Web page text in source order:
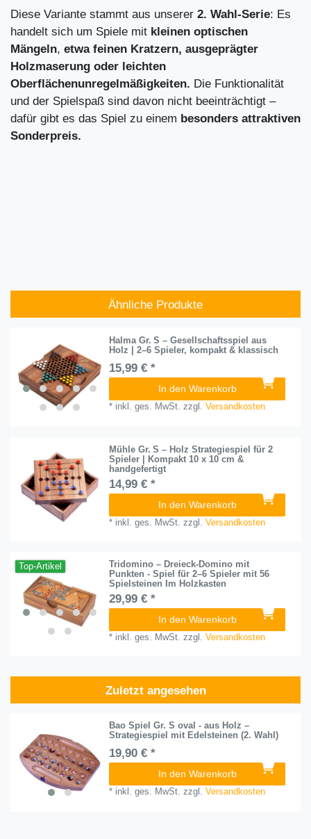
Diese Variante stammt aus unserer 2. Wahl-Serie: Es
handelt sich um Spiele mit kleinen optischen
Mängeln, etwa feinen Kratzern, ausgeprägter
Holzmaserung oder leichten
Oberflächenunregelmäßigkeiten. Die Funktionalität
und der Spielspaß sind davon nicht beeinträchtigt –
dafür gibt es das Spiel zu einem besonders attraktiven
Sonderpreis.
Ähnliche Produkte
Halma Gr. S – Gesellschaftsspiel aus
Holz | 2–6 Spieler, kompakt & klassisch
15,99 € *
In den Warenkorb
* inkl. ges. MwSt. zzgl.Versandkosten
Mühle Gr. S – Holz Strategiespiel für 2
Spieler | Kompakt 10 x 10 cm &
handgefertigt
14,99 € *
In den Warenkorb
* inkl. ges. MwSt. zzgl.Versandkosten
Top-Artikel
Tridomino – Dreieck-Domino mit
Punkten - Spiel für 2–6 Spieler mit 56
Spielsteinen Im Holzkasten
29,99 € *
In den Warenkorb
* inkl. ges. MwSt. zzgl.Versandkosten
Zuletzt angesehen
Bao Spiel Gr. S oval - aus Holz –
Strategiespiel mit Edelsteinen (2. Wahl)
19,90 € *
In den Warenkorb
* inkl. ges. MwSt. zzgl.Versandkosten